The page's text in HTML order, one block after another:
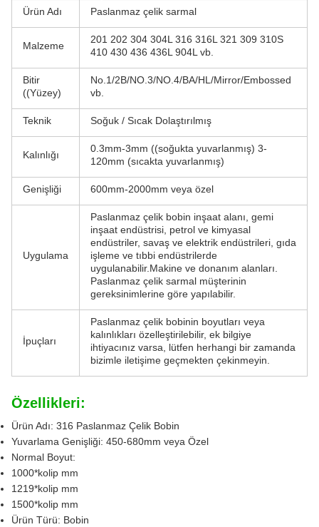
Ürün Adı
Paslanmaz çelik sarmal
Malzeme
201 202 304 304L 316 316L 321 309 310S
410 430 436 436L 904L vb.
Bitir
((Yüzey)
No.1/2B/NO.3/NO.4/BA/HL/Mirror/Embossed
vb.
Teknik Soğuk / Sıcak Dolaştırılmış
Kalınlığı
0.3mm-3mm ((soğukta yuvarlanmış) 3-
120mm (sıcakta yuvarlanmış)
Genişliği 600mm-2000mm veya özel
Uygulama
Paslanmaz çelik bobin inşaat alanı, gemi
inşaat endüstrisi, petrol ve kimyasal
endüstriler, savaş ve elektrik endüstrileri, gıda
işleme ve tıbbi endüstrilerde
uygulanabilir.Makine ve donanım alanları.
Paslanmaz çelik sarmal müşterinin
gereksinimlerine göre yapılabilir.
İpuçları
Paslanmaz çelik bobinin boyutları veya
kalınlıkları özelleştirilebilir, ek bilgiye
ihtiyacınız varsa, lütfen herhangi bir zamanda
bizimle iletişime geçmekten çekinmeyin.
Özellikleri:
Ürün Adı: 316 Paslanmaz Çelik Bobin
Yuvarlama Genişliği: 450-680mm veya Özel
Normal Boyut:
1000*kolip mm
1219*kolip mm
1500*kolip mm
Ürün Türü: Bobin